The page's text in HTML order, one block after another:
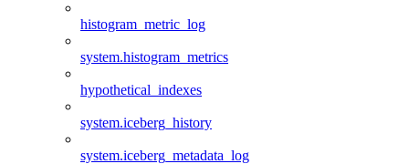
histogram_metric_log
system.histogram_metrics
hypothetical_indexes
system.iceberg_history
system.iceberg_metadata_log